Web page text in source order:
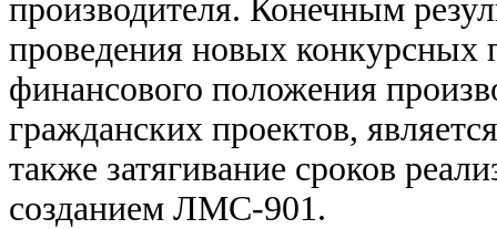
производителя. Конечным
проведения новых конкурсных
финансового положения
гражданских проектов,
также затягивание сроков
созданием ЛМС-901.